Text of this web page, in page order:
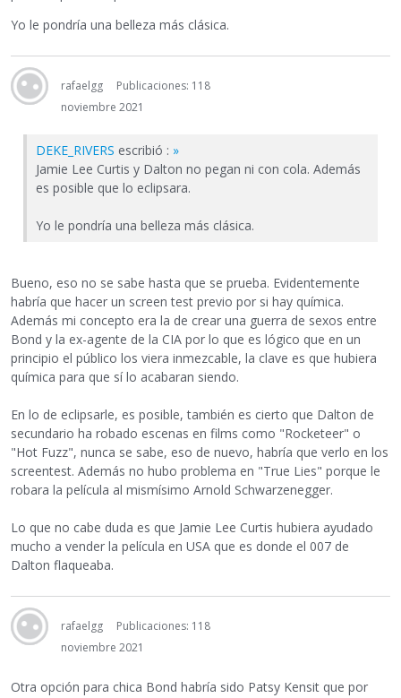
Yo le pondría una belleza más clásica.
rafaelgg
Publicaciones: 118
noviembre 2021
DEKE_RIVERS escribió : »
Jamie Lee Curtis y Dalton no pegan ni con cola. Además
es posible que lo eclipsara.
Yo le pondría una belleza más clásica.
Bueno, eso no se sabe hasta que se prueba. Evidentemente
habría que hacer un screen test previo por si hay química.
Además mi concepto era la de crear una guerra de sexos entre
Bond y la ex-agente de la CIA por lo que es lógico que en un
principio el público los viera inmezcable, la clave es que hubiera
química para que sí lo acabaran siendo.
En lo de eclipsarle, es posible, también es cierto que Dalton de
secundario ha robado escenas en films como "Rocketeer" o
"Hot Fuzz", nunca se sabe, eso de nuevo, habría que verlo en los
screentest. Además no hubo problema en "True Lies" porque le
robara la película al mismísimo Arnold Schwarzenegger.
Lo que no cabe duda es que Jamie Lee Curtis hubiera ayudado
mucho a vender la película en USA que es donde el 007 de
Dalton flaqueaba.
rafaelgg
Publicaciones: 118
noviembre 2021
Otra opción para chica Bond habría sido Patsy Kensit que por